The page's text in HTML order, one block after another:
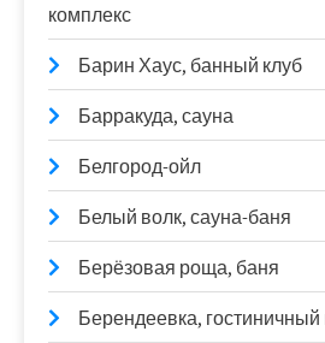
комплекс
Барин Хаус, банный клуб
Барракуда, сауна
Белгород-ойл
Белый волк, сауна-баня
Берёзовая роща, баня
Берендеевка, гостиничный